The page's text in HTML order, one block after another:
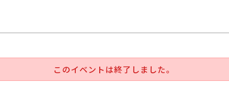
このイベントは終了しました。